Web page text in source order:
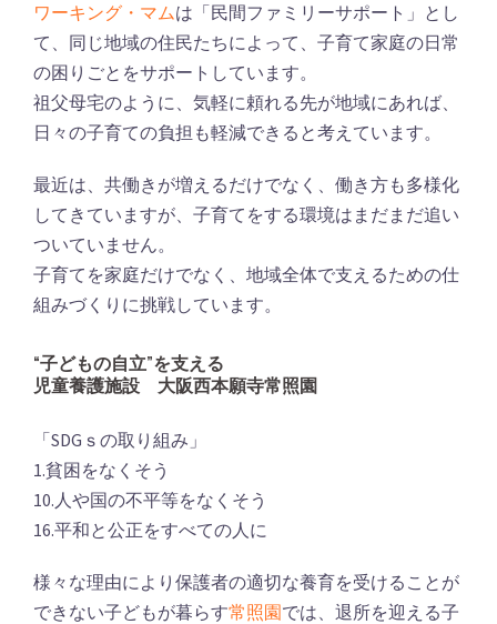
ワーキング・マムは「民間ファミリーサポート」とし
て、同じ地域の住民たちによって、子育て家庭の日常
の困りごとをサポートしています。
祖父母宅のように、気軽に頼れる先が地域にあれば、
日々の子育ての負担も軽減できると考えています。
最近は、共働きが増えるだけでなく、働き方も多様化
してきていますが、子育てをする環境はまだまだ追い
ついていません。
子育てを家庭だけでなく、地域全体で支えるための仕
組みづくりに挑戦しています。
“子どもの自立”を支える
児童養護施設 大阪西本願寺常照園
「SDGｓの取り組み」
1.貧困をなくそう
10.人や国の不平等をなくそう
16.平和と公正をすべての人に
様々な理由により保護者の適切な養育を受けることが
できない子どもが暮らす常照園では、退所を迎える子